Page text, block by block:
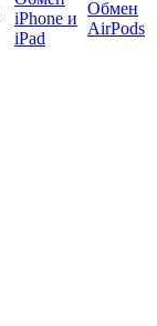
iPhone и
iPad
Обмен
AirPods